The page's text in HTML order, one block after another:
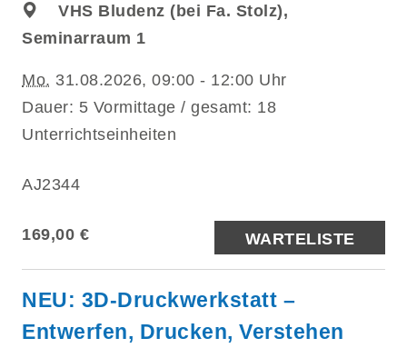
VHS Bludenz (bei Fa. Stolz),
Seminarraum 1
Mo. 31.08.2026, 09:00 - 12:00 Uhr
Dauer: 5 Vormittage / gesamt: 18
Unterrichtseinheiten
AJ2344
169,00 € WARTELISTE
NEU: 3D-Druckwerkstatt –
Entwerfen, Drucken, Verstehen